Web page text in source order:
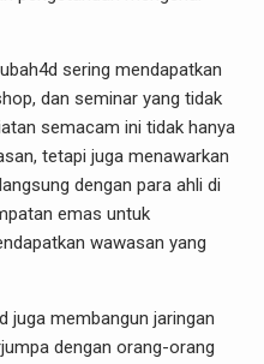
sering mendapatkan
dan seminar yang tidak
semacam ini tidak hanya
tetapi juga menawarkan
dengan para ahli di
emas untuk
wawasan yang
juga membangun jaringan
dengan orang-orang